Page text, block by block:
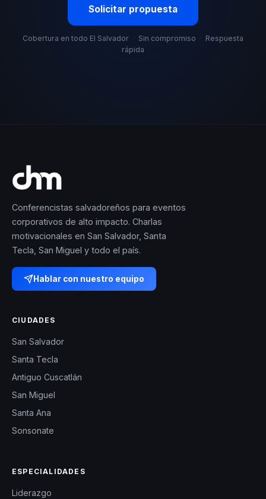
Solicitar propuesta
Cobertura en todo El Salvador · Sin compromiso · Respuesta
rápida
Conferencistas salvadoreños para eventos
corporativos de alto impacto. Charlas
motivacionales en San Salvador, Santa
Tecla, San Miguel y todo el país.
Hablar con nuestro equipo
CIUDADES
San Salvador
Santa Tecla
Antiguo Cuscatlán
San Miguel
Santa Ana
Sonsonate
ESPECIALIDADES
Liderazgo